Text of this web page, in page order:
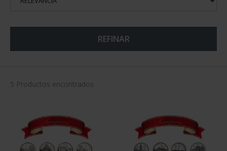
REFINAR
5 Productos encontrados